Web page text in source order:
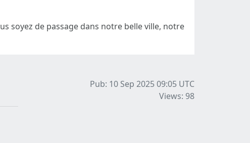
soyez de passage dans notre belle ville, notre
Pub: 10 Sep 2025 09:05 UTC
Views: 98